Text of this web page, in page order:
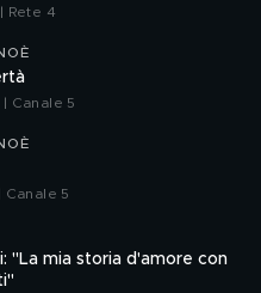
Rete 4
Canale 5
Canale 5
"La mia storia d'amore con